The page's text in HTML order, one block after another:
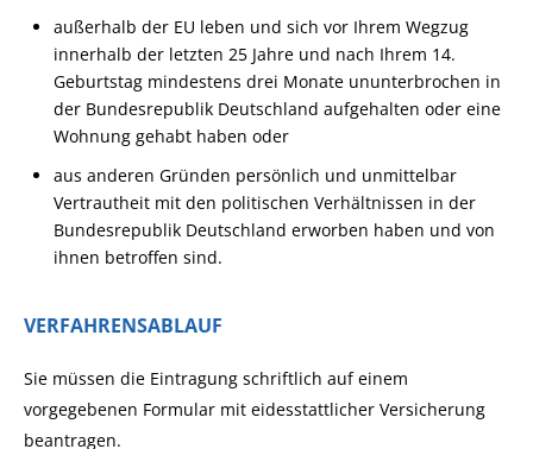
außerhalb der EU leben und sich vor Ihrem Wegzug
innerhalb der letzten 25 Jahre und nach Ihrem 14.
Geburtstag mindestens drei Monate ununterbrochen in
der Bundesrepublik Deutschland aufgehalten oder eine
Wohnung gehabt haben oder
aus anderen Gründen persönlich und unmittelbar
Vertrautheit mit den politischen Verhältnissen in der
Bundesrepublik Deutschland erworben haben und von
ihnen betroffen sind.
VERFAHRENSABLAUF
Sie müssen die Eintragung schriftlich auf einem
vorgegebenen Formular mit eidesstattlicher Versicherung
beantragen.